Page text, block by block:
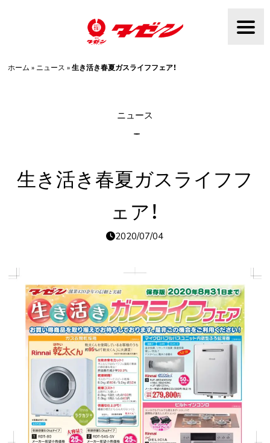
ホーム » ニュース »生き活き春夏ガスライフフェア！
ニュース
生き活き春夏ガスライフフ
ェア！
2020/07/04